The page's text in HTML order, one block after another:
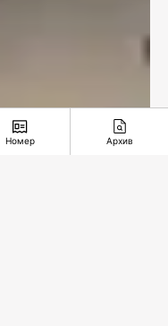
Номер Архив